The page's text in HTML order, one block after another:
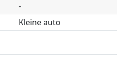
-
Kleine auto